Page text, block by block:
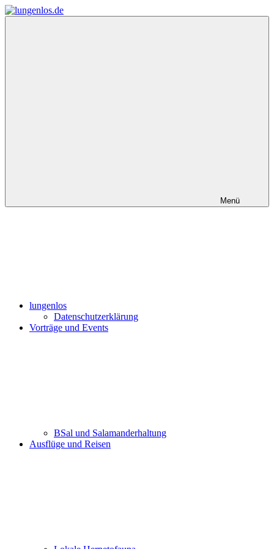
Zum
Inhalt
Menü
lungenlos
Datenschutzerklärung
Vorträge und Events
BSal und Salamanderhaltung
Ausflüge und Reisen